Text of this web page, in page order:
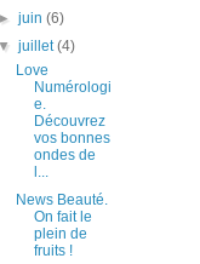
►juin(6)
▼juillet(4)
Love
Numérologi
e.
Découvrez
vos bonnes
ondes de
l...
News Beauté.
On fait le
plein de
fruits !